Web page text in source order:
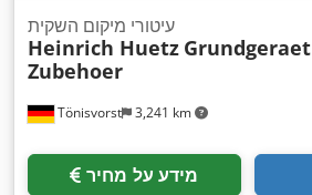
Tönisvorst 3,241 km
עיטורי מיקום השקית
Heinrich Huetz
Zubehoer
מידע על מחיר